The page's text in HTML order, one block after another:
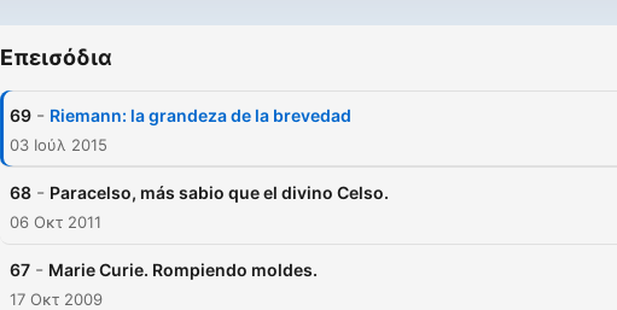
Επεισόδια
69 - Riemann: la grandeza de la brevedad
03 Ιούλ 2015
68 - Paracelso, más sabio que el divino Celso.
06 Οκτ 2011
67 - Marie Curie. Rompiendo moldes.
17 Οκτ 2009